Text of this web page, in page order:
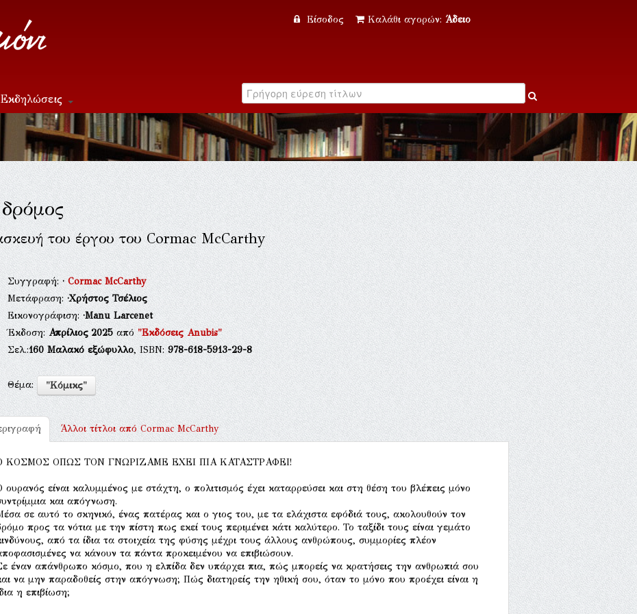
Είσοδος Καλάθι αγορών: Άδειο
Εκδηλώσεις
του έργου του Cormac McCarthy
Συγγραφή:·Cormac McCarthy
Μετάφραση:·Χρήστος Τσέλιος
Εικονογράφιση:·Manu Larcenet
Έκδοση:Απρίλιος 2025από"Εκδόσεις Anubis"
Σελ.:160 Μαλακό εξώφυλλο, ISBN:978-618-5913-29-8
Θέμα: "Κόμικς"
Άλλοι τίτλοι απόCormac McCarthy
ΚΟΣΜΟΣ ΟΠΩΣ ΤΟΝ ΓΝΩΡΙΖΑΜΕ ΕΧΕΙ ΠΙΑ ΚΑΤΑΣΤΡΑΦΕΙ!
ουρανός είναι καλυμμένος με στάχτη, ο πολιτισμός έχει καταρρεύσει και στη θέση του βλέπεις μόνο
και απόγνωση.
σε αυτό το σκηνικό, ένας πατέρας και ο γιος του, με τα ελάχιστα εφόδιά τους, ακολουθούν τον
προς τα νότια με την πίστη πως εκεί τους περιμένει κάτι καλύτερο. Το ταξίδι τους είναι γεμάτο
από τα ίδια τα στοιχεία της φύσης μέχρι τους άλλους ανθρώπους, συμμορίες πλέον
να κάνουν τα πάντα προκειμένου να επιβιώσουν.
έναν απάνθρωπο κόσμο, που η ελπίδα δεν υπάρχει πια, πώς μπορείς να κρατήσεις την ανθρωπιά σου
να μην παραδοθείς στην απόγνωση; Πώς διατηρείς την ηθική σου, όταν το μόνο που προέχει είναι η
η επιβίωση;